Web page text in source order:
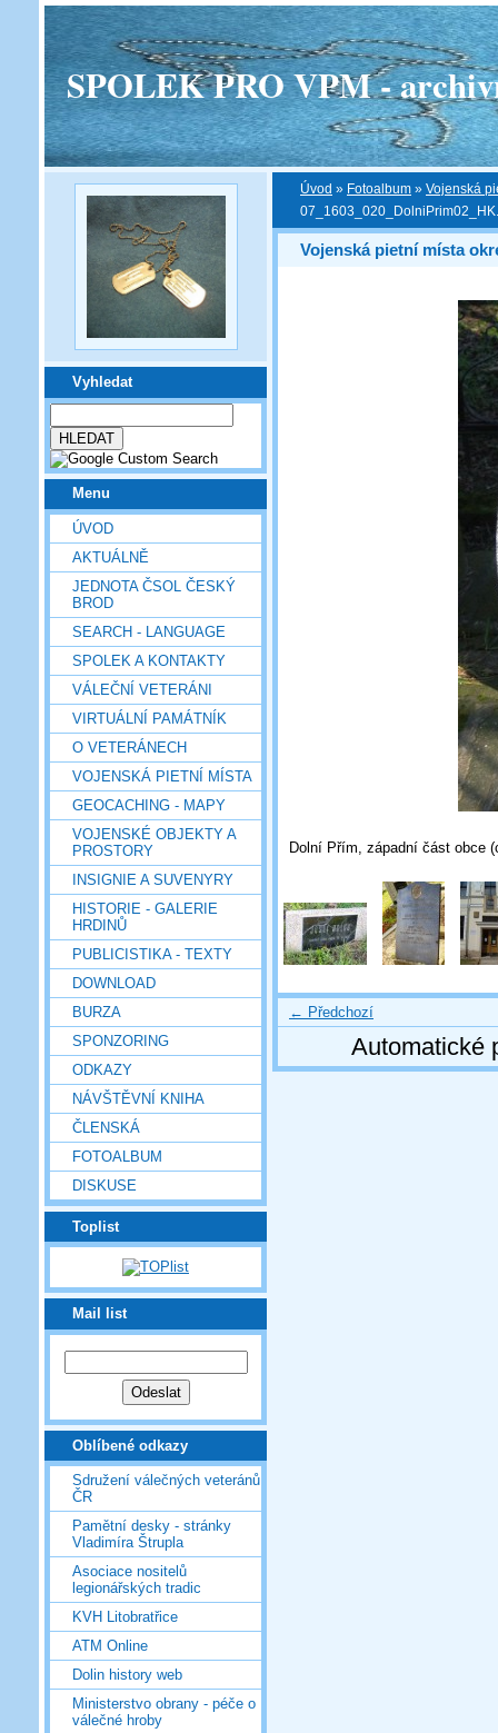
SPOLEK PRO VPM -
Vyhledat
Menu
ÚVOD
AKTUÁLNĚ
JEDNOTA ČSOL ČESKÝ
BROD
SEARCH - LANGUAGE
SPOLEK A KONTAKTY
VÁLEČNÍ VETERÁNI
VIRTUÁLNÍ PAMÁTNÍK
O VETERÁNECH
VOJENSKÁ PIETNÍ MÍSTA
GEOCACHING - MAPY
VOJENSKÉ OBJEKTY A
PROSTORY
INSIGNIE A SUVENYRY
HISTORIE - GALERIE
HRDINŮ
PUBLICISTIKA - TEXTY
DOWNLOAD
BURZA
SPONZORING
ODKAZY
NÁVŠTĚVNÍ KNIHA
ČLENSKÁ
FOTOALBUM
DISKUSE
Toplist
Mail list
Oblíbené odkazy
Sdružení válečných veteránů
ČR
Pamětní desky - stránky
Vladimíra Štrupla
Asociace nositelů
legionářských tradic
KVH Litobratřice
ATM Online
Dolin history web
Ministerstvo obrany - péče o
válečné hroby
Úvod » Fotoalbum » Vojenská
Vojenská pietní místa
Dolní Přím, západní část obce
← Předchozí
Automatické